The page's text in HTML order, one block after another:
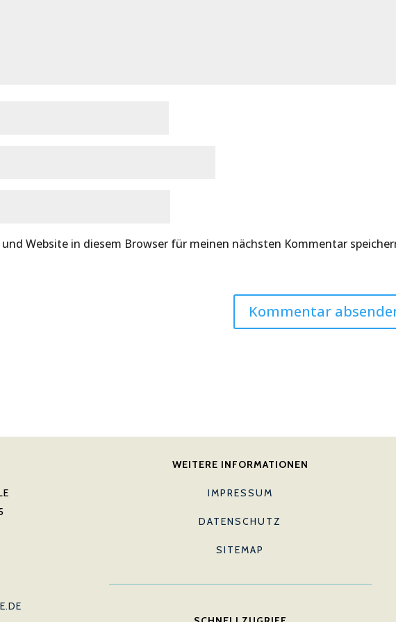
und Website in diesem Browser für meinen nächsten Kommentar
WEITERE INFORMATIONEN
IMPRESSUM
DATENSCHUTZ
SITEMAP